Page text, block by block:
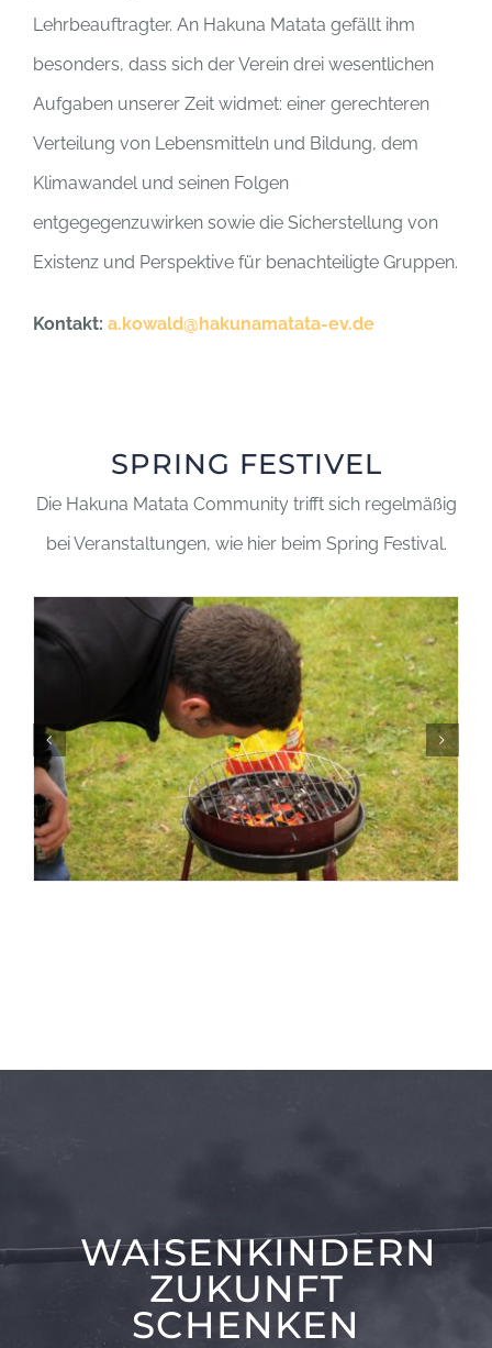
Lehrbeauftragter. An Hakuna Matata gefällt ihm
besonders, dass sich der Verein drei wesentlichen
Aufgaben unserer Zeit widmet: einer gerechteren
Verteilung von Lebensmitteln und Bildung, dem
Klimawandel und seinen Folgen
entgegegenzuwirken sowie die Sicherstellung von
Existenz und Perspektive für benachteiligte Gruppen.
Kontakt: a.kowald@hakunamatata-ev.de
SPRING FESTIVEL
Die Hakuna Matata Community trifft sich regelmäßig
bei Veranstaltungen, wie hier beim Spring Festival.
WAISENKINDERN
ZUKUNFT
SCHENKEN